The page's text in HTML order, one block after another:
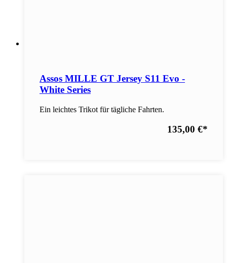
Assos MILLE GT Jersey S11 Evo -
White Series
Ein leichtes Trikot für tägliche Fahrten.
135,00 €*